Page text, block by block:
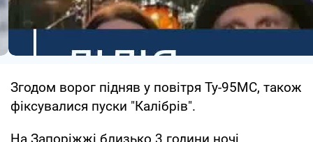
Згодом ворог підняв у повітря Ту-95МС, також
фіксувалися пуски "Калібрів".